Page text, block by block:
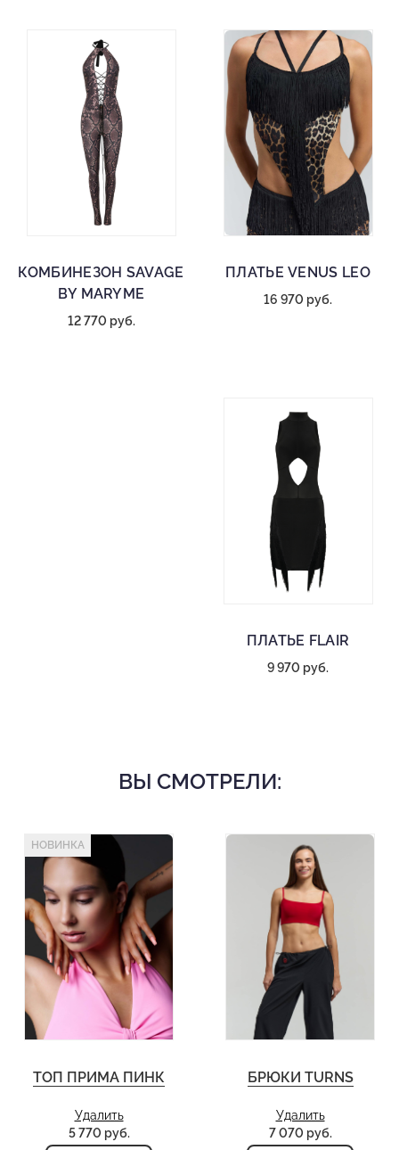
КОМБИНЕЗОН SAVAGE
BY MARYME
12 770 руб.
ПЛАТЬЕ VENUS LEO
16 970 руб.
ПЛАТЬЕ FLAIR
9 970 руб.
ВЫ СМОТРЕЛИ:
НОВИНКА
ТОП ПРИМА ПИНК
Удалить
5 770 руб.
БРЮКИ TURNS
Удалить
7 070 руб.